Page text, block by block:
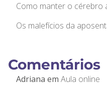
Como manter o cérebro
Os malefícios da
Comentários
Adriana em Aula online